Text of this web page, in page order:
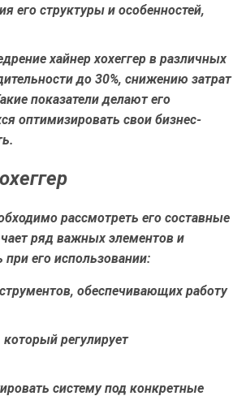
его структуры и особенностей,
хайнер хохеггер в различных
до 30%, снижению затрат
показатели делают его
оптимизировать свои бизнес-
рассмотреть его составные
ряд важных элементов и
его использовании:
обеспечивающих работу
регулирует
систему под конкретные